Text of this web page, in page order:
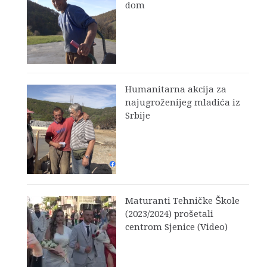
dom
Humanitarna akcija za
najugroženijeg mladića iz
Srbije
Maturanti Tehničke Škole
(2023/2024) prošetali
centrom Sjenice (Video)